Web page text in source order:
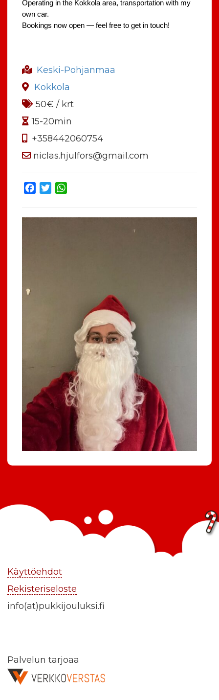
Operating in the Kokkola area, transportation with my
own car.
Bookings now open — feel free to get in touch!
Keski-Pohjanmaa
Kokkola
50€ / krt
15-20min
+358442060754
niclas.hjulfors@gmail.com
Facebook
Twitter
Käyttöehdot
Rekisteriseloste
info(at)pukkijouluksi.fi
Palvelun tarjoaa